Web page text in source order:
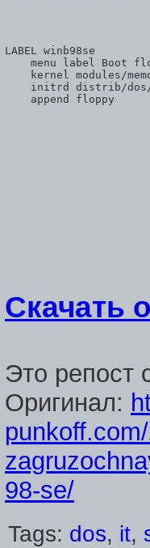
LABEL winb98se
menu label Boot
kernel modules/
initrd distrib/
    append floppy
Скачать
Это репост
Оригинал:
98-se/
Tags: dos, it,